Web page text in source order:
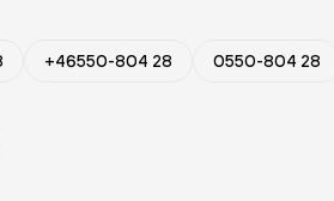
+46550-804 28 0550-804 28